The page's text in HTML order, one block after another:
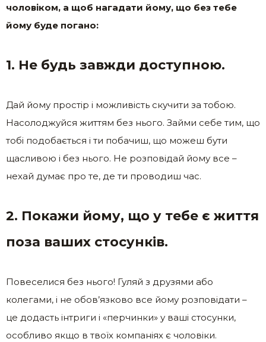
чоловіком, а щоб нагадати йому, що без тебе
йому буде погано:
1. Не будь завжди доступною.
Дай йому простір і можливість скучити за тобою.
Насолоджуйся життям без нього. Займи себе тим, що
тобі подобається і ти побачиш, що можеш бути
щасливою і без нього. Не розповідай йому все –
нехай думає про те, де ти проводиш час.
2. Покажи йому, що у тебе є життя
поза ваших стосунків.
Повеселися без нього! Гуляй з друзями або
колегами, і не обов’язково все йому розповідати –
це додасть інтриги і «перчинки» у ваші стосунки,
особливо якщо в твоїх компаніях є чоловіки.